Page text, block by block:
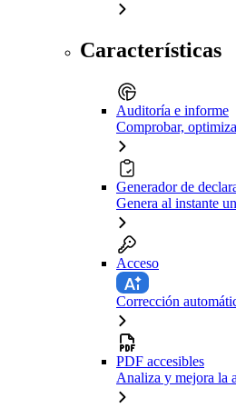
Características
Auditoría e informe
Comprobar,
Generador de
Genera al instante
Acceso
Corrección
PDF accesibles
Analiza y mejora la